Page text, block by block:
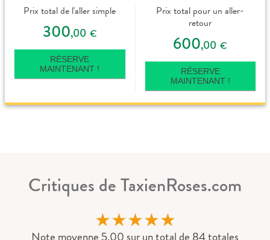
Prix total de l'aller simple
300,00 €
RÉSERVE
MAINTENANT !
Prix total pour un aller-
retour
600,00 €
RÉSERVE
MAINTENANT !
Critiques de TaxienRoses.com
★★★★★